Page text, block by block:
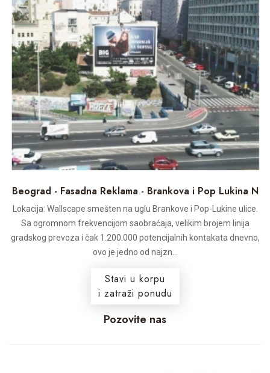
Beograd - Fasadna Reklama - Brankova i Pop Lukina N
Lokacija: Wallscape smešten na uglu Brankove i Pop-Lukine ulice.
Sa ogromnom frekvencijom saobraćaja, velikim brojem linija
gradskog prevoza i čak 1.200.000 potencijalnih kontakata dnevno,
ovo je jedno od najzn...
Stavi u korpu
i zatraži ponudu
Pozovite nas